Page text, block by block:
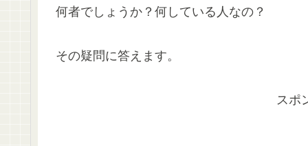
何者でしょうか？何している人なの？
その疑問に答えます。
スポ